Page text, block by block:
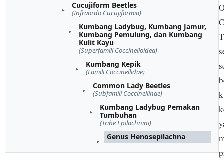
Cucujiform Beetles
(Infraordo Cucujiformia)
Kumbang Ladybug, Kumbang Jamur,
Kumbang Pemulung, dan Kumbang
Kulit Kayu
(Superfamili Coccinelloidea)
Kumbang Kepik
(Famili Coccinellidae)
Common Lady Beetles
(Subfamili Coccinellinae)
Kumbang Ladybug Pemakan
Tumbuhan
(Tribe Epilachnini)
Genus Henosepilachna